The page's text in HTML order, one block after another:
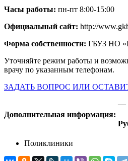
Часы работы: пн-пт 8:00-15:00
Официальный сайт: http://
Форма собственности: ГБУЗ НО
Уточняйте режим работы и
врачу по указанным телефонам.
ЗАДАТЬ ВОПРОС ИЛИ
Дополнительная информация:
—
Поликлиники